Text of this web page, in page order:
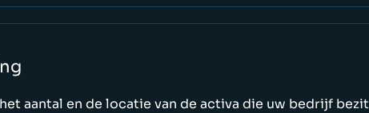
aantal en de locatie van de activa die uw bedrijf bezit